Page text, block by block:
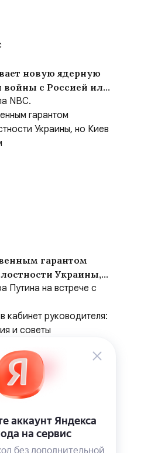
новую ядерную
войны с Россией или
NBC.
гарантом
Украины,
врагом
Путина на встрече с